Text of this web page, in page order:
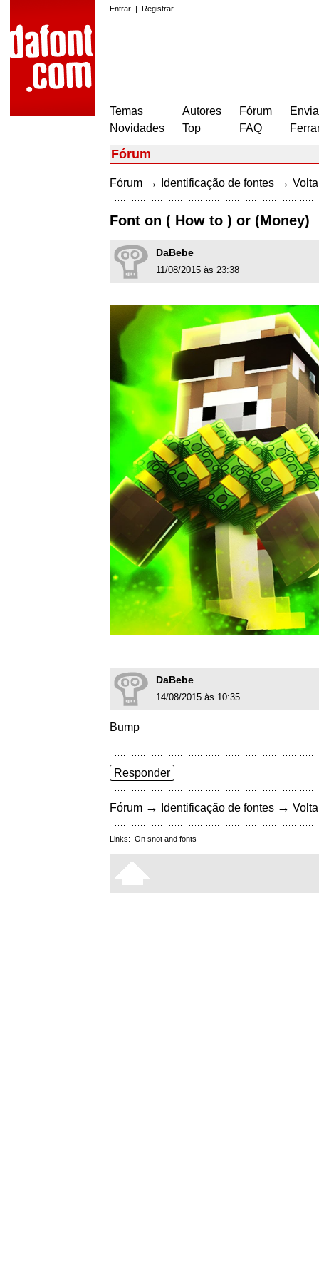
Entrar | Registrar
Temas
Novidades
Autores
Top
Fórum
FAQ
Fórum
Fórum → Identificação de fontes →
Font on ( How to ) or (Money)
DaBebe
11/08/2015 às 23:38
DaBebe
14/08/2015 às 10:35
Bump
Responder
Fórum → Identificação de fontes →
Links: On snot and fonts